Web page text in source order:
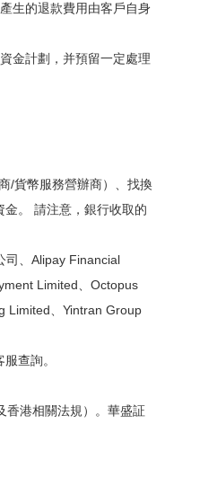
生的退款費用由客戶自身
金計劃，并預留一定處理
/貨幣服務營辦商）、找換
。 請注意，銀行收取的
司、Alipay Financial
Limited、Octopus
Limited、Yintran Group
查詢。
香港相關法規）。華盛証